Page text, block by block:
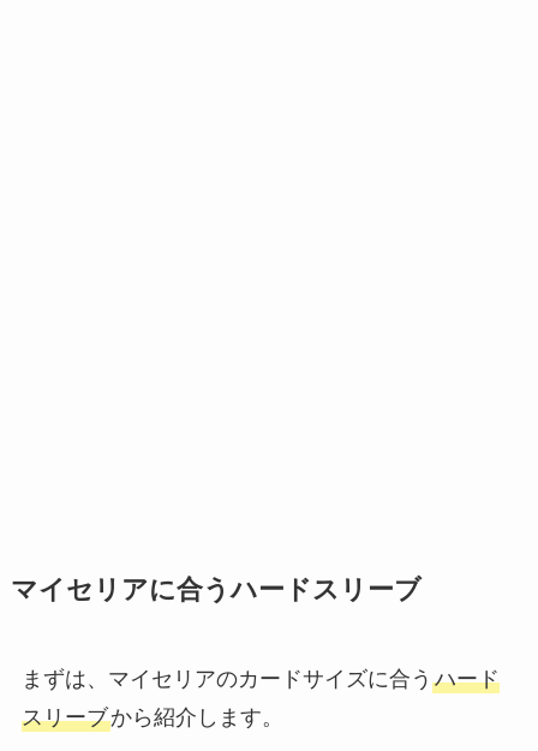
マイセリアに合うハードスリーブ
まずは、マイセリアのカードサイズに合う ハード
スリーブから紹介します。